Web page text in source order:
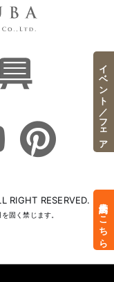
RESERVED.
固く禁じます。 来店予約はこちら
イベント／フェア